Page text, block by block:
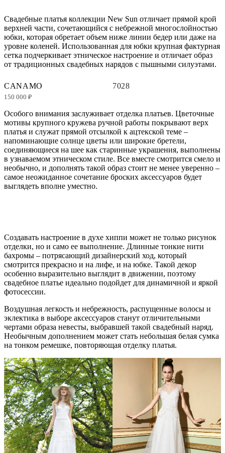
Свадебные платья коллекции New Sun отличает прямой крой
верхней части, сочетающийся с небрежной многослойностью
юбки, которая обретает объем ниже линии бедер или даже на
уровне коленей. Использованная для юбки крупная фактурная
сетка подчеркивает этническое настроение и отличает образ
от традиционных свадебных нарядов с пышными силуэтами.
CANAMO
150 000 ₽
7028
Особого внимания заслуживает отделка платьев. Цветочные
мотивы крупного кружева ручной работы покрывают верх
платья и служат прямой отсылкой к ацтекской теме –
напоминающие солнце цветы или широкие бретели,
соединяющиеся на шее как старинные украшения, выполнены
в узнаваемом этническом стиле. Все вместе смотрится смело и
необычно, и дополнять такой образ стоит не менее уверенно –
самое неожиданное сочетание броских аксессуаров будет
выглядеть вполне уместно.
Создавать настроение в духе хиппи может не только рисунок
отделки, но и само ее выполнение. Длинные тонкие нити
бахромы – потрясающий дизайнерский ход, который
смотрится прекрасно и на лифе, и на юбке. Такой декор
особенно выразительно выглядит в движении, поэтому
свадебное платье идеально подойдет для динамичной и яркой
фотосессии.
Воздушная легкость и небрежность, распущенные волосы и
эклектика в выборе аксессуаров станут отличительными
чертами образа невесты, выбравшей такой свадебный наряд.
Необычным дополнением может стать небольшая белая сумка
на тонком ремешке, повторяющая отделку платья.